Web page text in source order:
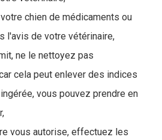
chien de médicaments ou
l'avis de votre vétérinaire,
ne le nettoyez pas
cela peut enlever des indices
vous pouvez prendre en
vous autorise, effectuez les